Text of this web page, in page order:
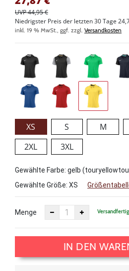
UVP 44,95 €
Niedrigster Preis der letzten 30 Tage
inkl. 19 % MwSt., ggf. zzgl. Versandkosten
XS S M
2XL
3XL
Gewählte Farbe: gelb
Gewählte Größe: XS
Menge
IN DEN